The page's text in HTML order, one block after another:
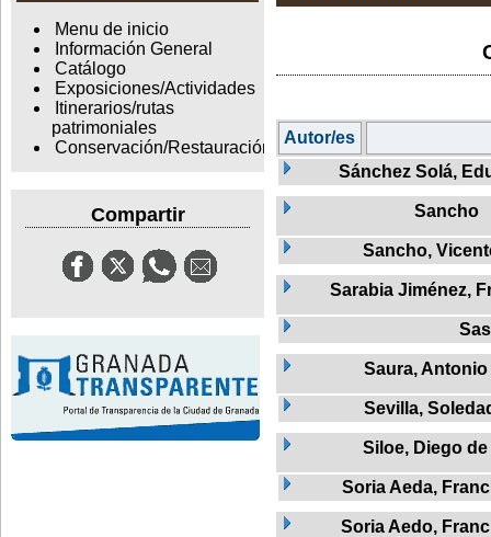
Menu de inicio
Información General
Catálogo
Exposiciones/Actividades
Itinerarios/rutas
patrimoniales
Conservación/Restauración
Compartir
Autor/es
Sánchez Solá,
Sancho
Sancho,
Sarabia Jiménez,
Saura, Antonio
Sevilla,
Siloe, Diego de
Soria Aeda,
Soria Aedo,